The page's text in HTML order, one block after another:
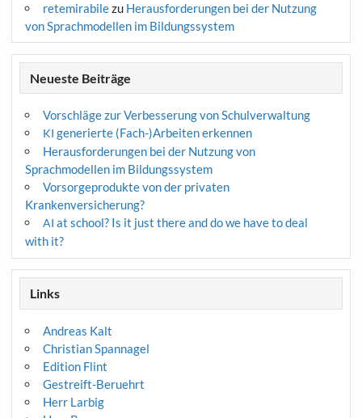
retemirabilezu Herausforderungen bei der Nutzung
von Sprachmodellen im Bildungssystem
Neueste Beiträge
Vorschläge zur Verbesserung von Schulverwaltung
KI generierte (Fach-)Arbeiten erkennen
Herausforderungen bei der Nutzung von
Sprachmodellen im Bildungssystem
Vorsorgeprodukte von der privaten
Krankenversicherung?
AI at school? Is it just there and do we have to deal
with it?
Links
Andreas Kalt
Christian Spannagel
Edition Flint
Gestreift-Beruehrt
Herr Larbig